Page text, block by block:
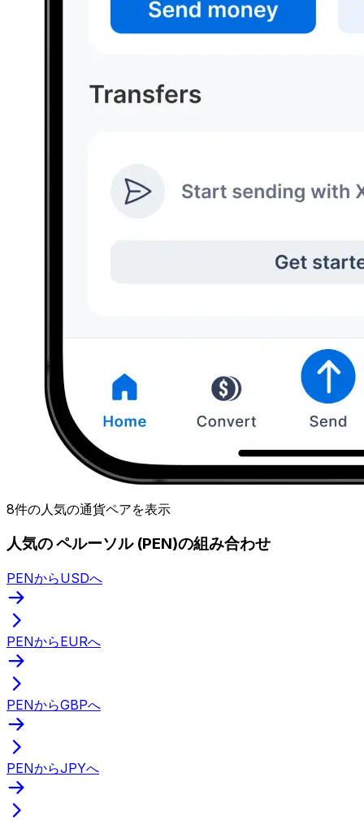
8件の人気の通貨ペアを表示
人気の ペルーソル (PEN)の組み合わせ
PENからUSDへ
PENからEURへ
PENからGBPへ
PENからJPYへ